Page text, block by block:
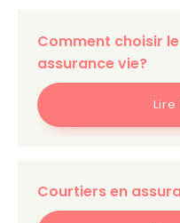
Comment choisir
assurance vie?
Courtiers en